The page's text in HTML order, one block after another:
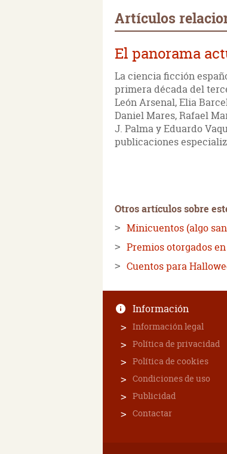
Artículos
El panorama
La ciencia ficción
primera década del
León Arsenal, Elia
Daniel Mares, Rafael
J. Palma y Eduardo
publicaciones
Otros artículos sobre
Minicuentos (algo
Premios otorgados
Cuentos para
Información
Información legal
Política de privacidad
Política de cookies
Condiciones de uso
Publicidad
Contactar